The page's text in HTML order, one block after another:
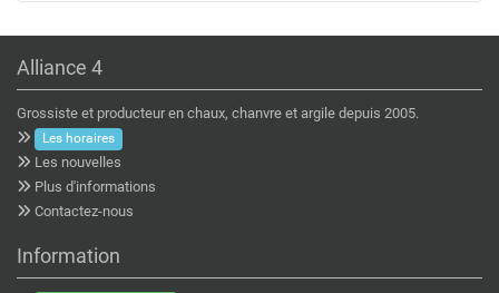
Alliance 4
Grossiste et producteur en chaux, chanvre et argile depuis 2005.
Les horaires
Les nouvelles
Plus d'informations
Contactez-nous
Information